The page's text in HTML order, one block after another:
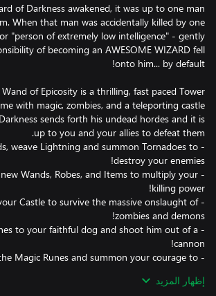
of Darkness awakened, it was up to one man
When that man was accidentally killed by one
"person of extremely low intelligence" - gently
of becoming an AWESOME WIZARD fell
Wand of Epicosity is a thrilling, fast paced Tower
sends forth his undead hordes and it is
weave Lightning and summon Tornadoes to
new Wands, Robes, and Items to multiply your
Castle to survive the massive onslaught of
to your faithful dog and shoot him out of a
Magic Runes and summon your courage to
إظهار المزيد